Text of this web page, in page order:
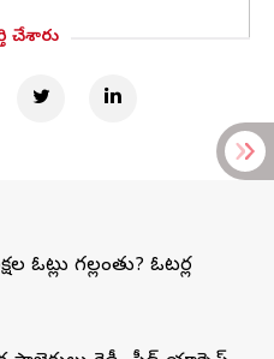
చేశారు
ఓట్లు గల్లంతు? ఓటర్ల